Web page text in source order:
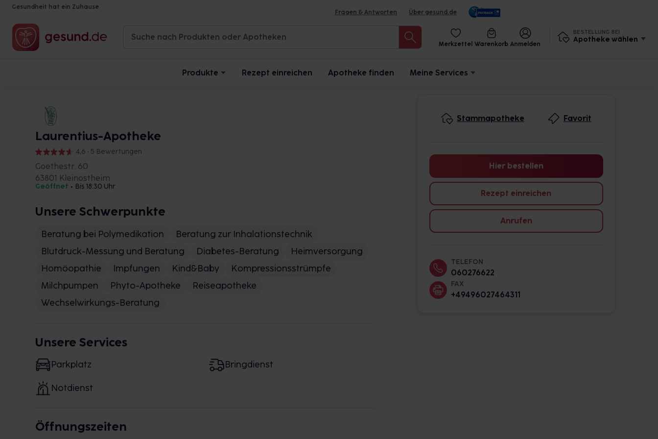
Gesundheit hat ein Zuhause
Fragen & Antworten Über gesund.de
Merkzettel Warenkorb Anmelden
BESTELLUNG BEI
Apotheke wählen
Produkte Rezept einreichen Apotheke finden Meine Services
Laurentius-Apotheke
4,6 • 5 Bewertungen
Goethestr. 60
63801 Kleinostheim
Geöffnet • Bis 18:30 Uhr
Unsere Schwerpunkte
Beratung bei Polymedikation
Beratung zur Inhalationstechnik
Blutdruck-Messung und Beratung
Diabetes-Beratung
Heimversorgung
Homöopathie
Impfungen Kind&Baby
Kompressionsstrümpfe
Milchpumpen
Phyto-Apotheke
Reiseapotheke
Wechselwirkungs-Beratung
Unsere Services
Parkplatz Bringdienst
Notdienst
Öffnungszeiten
Stammapotheke Favorit
Hier bestellen
Rezept einreichen
Anrufen
TELEFON
060276622
FAX
+49496027464311